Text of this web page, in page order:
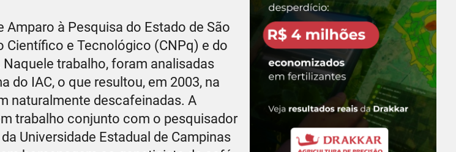
à Pesquisa do Estado de São
Científico e Tecnológico (CNPq) e do
trabalho, foram analisadas
do IAC, o que resultou, em 2003, na
naturalmente descafeinadas. A
trabalho conjunto com o pesquisador
Universidade Estadual de Campinas